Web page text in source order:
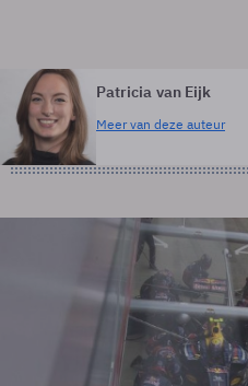
Patricia van Eijk
Meer van deze auteur